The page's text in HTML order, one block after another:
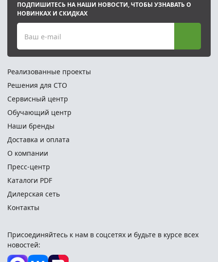
ПОДПИШИТЕСЬ НА НАШИ НОВОСТИ, ЧТОБЫ УЗНАВАТЬ О
НОВИНКАХ И СКИДКАХ
Ваш e-mail
Реализованные проекты
Решения для СТО
Сервисный центр
Обучающий центр
Наши бренды
Доставка и оплата
О компании
Пресс-центр
Каталоги PDF
Дилерская сеть
Контакты
Присоединяйтесь к нам в соцсетях и будьте в курсе всех
новостей: